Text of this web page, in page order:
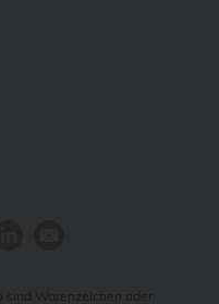
sind Warenzeichen oder